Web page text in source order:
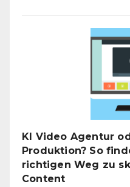
KI Video Agentur
Produktion? So
richtigen Weg zu
Content